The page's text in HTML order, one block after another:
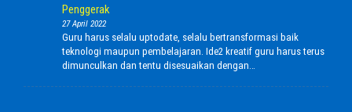
Penggerak
27 April 2022
Guru harus selalu uptodate, selalu bertransformasi baik
teknologi maupun pembelajaran. Ide2 kreatif guru harus terus
dimunculkan dan tentu disesuaikan dengan…